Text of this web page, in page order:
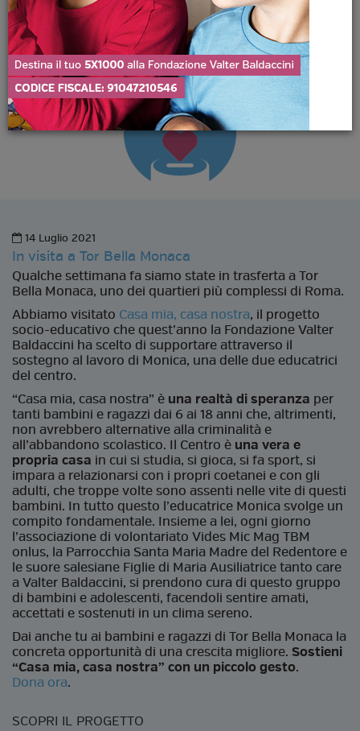
14 Luglio 2021
In visita a Tor Bella Monaca
Qualche settimana fa siamo state in trasferta a Tor
Bella Monaca, uno dei quartieri più complessi di Roma.
Abbiamo visitato Casa mia, casa nostra, il progetto
socio-educativo che quest’anno la Fondazione Valter
Baldaccini ha scelto di supportare attraverso il
sostegno al lavoro di Monica, una delle due educatrici
del centro.
“Casa mia, casa nostra” è una realtà di speranza per
tanti bambini e ragazzi dai 6 ai 18 anni che, altrimenti,
non avrebbero alternative alla criminalità e
all’abbandono scolastico. Il Centro è una vera e
propria casa in cui si studia, si gioca, si fa sport, si
impara a relazionarsi con i propri coetanei e con gli
adulti, che troppe volte sono assenti nelle vite di questi
bambini. In tutto questo l’educatrice Monica svolge un
compito fondamentale. Insieme a lei, ogni giorno
l’associazione di volontariato Vides Mic Mag TBM
onlus, la Parrocchia Santa Maria Madre del Redentore e
le suore salesiane Figlie di Maria Ausiliatrice tanto care
a Valter Baldaccini, si prendono cura di questo gruppo
di bambini e adolescenti, facendoli sentire amati,
accettati e sostenuti in un clima sereno.
Dai anche tu ai bambini e ragazzi di Tor Bella Monaca la
concreta opportunità di una crescita migliore. Sostieni
“Casa mia, casa nostra” con un piccolo gesto.
Dona ora.
SCOPRI IL PROGETTO